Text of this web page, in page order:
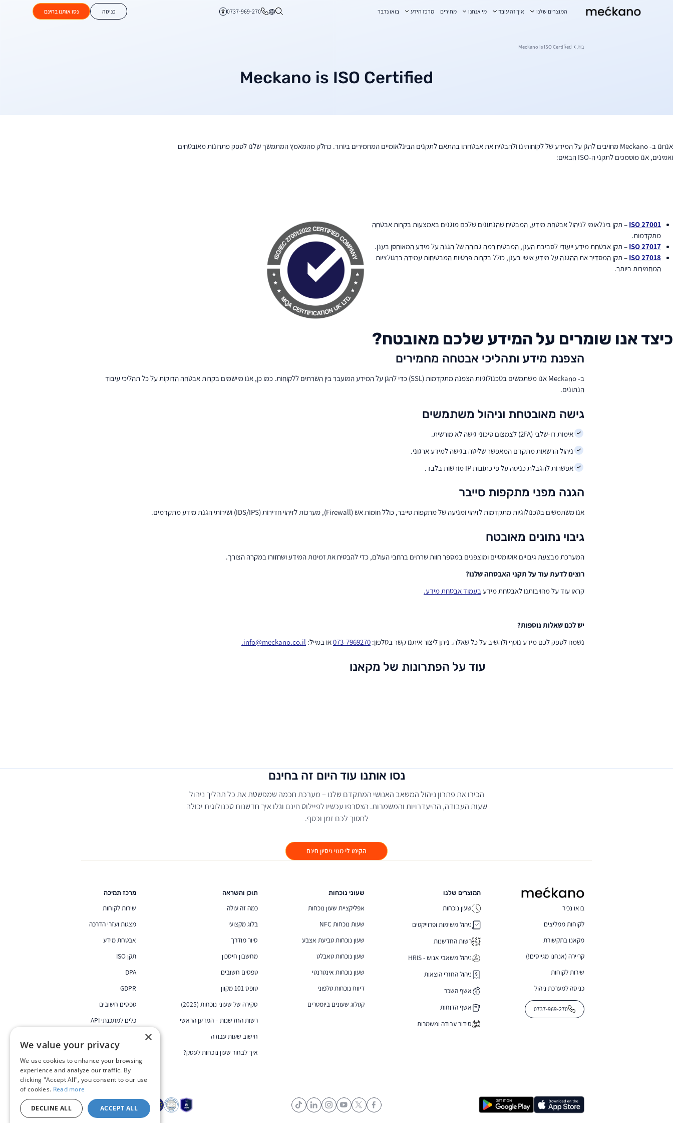
מרכזימקאנו המוצרים שלנו איך זה עובד מי אנחנו מחירים מרכז הידע בואו נדבר בחרו שפה0737-969-270 כניסה נסו אותנו בחינם
בית Meckano is ISO Certified
Meckano is ISO Certified
אנחנו ב- Meckano מחויבים להגן על המידע של לקוחותינו ולהבטיח את אבטחתו בהתאם לתקנים הבינלאומיים המחמירים ביותר. כחלק מהמאמץ המתמשך שלנו לספק פתרונות מאובטחים
ואמינים, אנו מוסמכים לתקני ה-ISO הבאים:
ISO 27001 – תקן בינלאומי לניהול אבטחת מידע, המבטיח שהנתונים שלכם מוגנים באמצעות בקרות אבטחה
מתקדמות.
ISO 27017 – תקן אבטחת מידע ייעודי לסביבת הענן, המבטיח רמה גבוהה של הגנה על מידע המאוחסן בענן.
ISO 27018 – תקן המסדיר את ההגנה על מידע אישי בענן, כולל בקרות פרטיות המבטיחות עמידה ברגולציות
המחמירות ביותר.
כיצד אנו שומרים על המידע שלכם מאובטח?
הצפנת מידע ותהליכי אבטחה מחמירים
ב- Meckano אנו משתמשים בטכנולוגיות הצפנה מתקדמות (SSL) כדי להגן על המידע המועבר בין השרתים ללקוחות. כמו כן, אנו מיישמים בקרות אבטחה הדוקות על כל תהליכי עיבוד
הנתונים.
גישה מאובטחת וניהול משתמשים
אימות דו-שלבי (2FA) לצמצום סיכוני גישה לא מורשית.
ניהול הרשאות מתקדם המאפשר שליטה בגישה למידע ארגוני.
אפשרות להגבלת כניסה על פי כתובות IP מורשות בלבד.
הגנה מפני מתקפות סייבר
אנו משתמשים בטכנולוגיות מתקדמות לזיהוי ומניעה של מתקפות סייבר, כולל חומות אש (Firewall), מערכות לזיהוי חדירות (IDS/IPS) ושירותי הגנת מידע מתקדמים.
גיבוי נתונים מאובטח
המערכת מבצעת גיבויים אוטומטיים ומוצפנים במספר חוות שרתים ברחבי העולם, כדי להבטיח את זמינות המידע ושחזורו במקרה הצורך.
רוצים לדעת עוד על תקני האבטחה שלנו?
קראו עוד על מחויבותנו לאבטחת מידעבעמוד אבטחת מידע.
יש לכם שאלות נוספות?
נשמח לספק לכם מידע נוסף ולהשיב על כל שאלה. ניתן ליצור איתנו קשר בטלפון: 073-7969270או במייל: info@meckano.co.il
.
עוד על הפתרונות של מקאנו
נסו אותנו עוד היום זה בחינם
הכירו את פתרון ניהול המשאב האנושי המתקדם שלנו – מערכת חכמה שמפשטת את כל תהליך ניהול
שעות העבודה, ההיעדרויות והמשמרות. הצטרפו עכשיו לפיילוט חינם וגלו איך חדשנות טכנולוגית יכולה
לחסוך לכם זמן וכסף.
הקימו לי מנוי ניסיון חינם
מקאנו
בואו נכיר
לקוחות ממליצים
מקאנו בתקשורת
קריירה (אנחנו מגייסים!)
שירות לקוחות
כניסה למערכת ניהול
0737-969-270
המוצרים שלנו
שעון נוכחות
ניהול משימות ופרוייקטים
רשות החדשנות
ניהול משאבי אנוש - HRIS
ניהול החזרי הוצאות
אשף השכר
אשף הדוחות
סידור עבודה ומשמרות
שעוני נוכחות
אפליקציית שעון נוכחות
שעות נוכחות NFC
שעון נוכחות טביעת אצבע
שעון נוכחות טאבלט
שעון נוכחות אינטרנטי
דיווח נוכחות טלפוני
קטלוג שעונים ביומטרים
תוכן והשראה
כמה זה עולה
בלוג מקצועי
סיור מודרך
מחשבון חיסכון
טפסים חשובים
טופס 101 מקוון
סקירה של שעוני נוכחות (2025)
רשות החדשנות – המדען הראשי
חישוב שעות עבודה
איך לבחור שעון נוכחות לעסק?
מרכז תמיכה
שירות לקוחות
מצגות ועזרי הדרכה
אבטחת מידע
תקן ISO
DPA
GDPR
טפסים חשובים
כלים למתכנתי API
×
We value your privacy
We use cookies to enhance your browsing
experience and analyze our traffic. By
clicking "Accept All", you consent to our use
of cookies. Read more
ACCEPT ALL
DECLINE ALL